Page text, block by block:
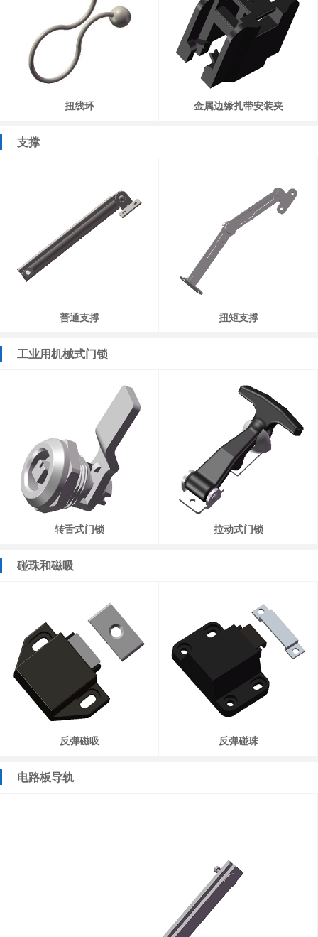
扭线环 金属边缘扎带安装夹
支撑
普通支撑 扭矩支撑
工业用机械式门锁
转舌式门锁 拉动式门锁
碰珠和磁吸
反弹磁吸 反弹碰珠
电路板导轨